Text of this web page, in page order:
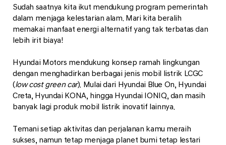
Sudah saatnya kita ikut mendukung program pemerintah
dalam menjaga kelestarian alam. Mari kita beralih
memakai manfaat energi alternatif yang tak terbatas dan
lebih irit biaya!
Hyundai Motors mendukung konsep ramah lingkungan
dengan menghadirkan berbagai jenis mobil listrik LCGC
(low cost green car). Mulai dari Hyundai Blue On, Hyundai
Creta, Hyundai KONA, hingga Hyundai IONIQ, dan masih
banyak lagi produk mobil listrik inovatif lainnya.
Temani setiap aktivitas dan perjalanan kamu meraih
sukses, namun tetap menjaga planet bumi tetap lestari